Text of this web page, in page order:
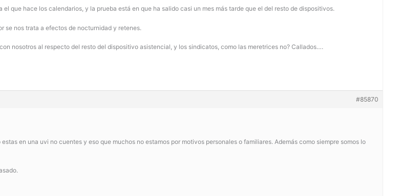
el que hace los calendarios, y la prueba está en que ha salido casi un mes más tarde que el del resto de dispositivos.
se nos trata a efectos de nocturnidad y retenes.
nosotros al respecto del resto del dispositivo asistencial, y los sindicatos, como las meretrices no? Callados….
#85870
en una uvi no cuentes y eso que muchos no estamos por motivos personales o familiares. Además como siempre somos lo